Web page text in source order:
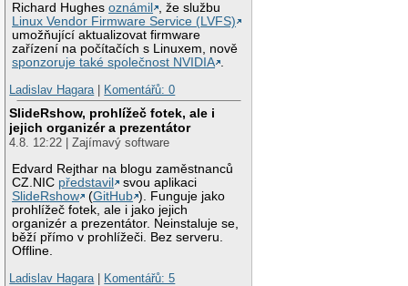
Richard Hughesoznámil
, že službu
Linux Vendor Firmware Service (LVFS)
umožňující aktualizovat firmware
zařízení na počítačích s Linuxem, nově
sponzoruje také společnost NVIDIA .
Ladislav Hagara | Komentářů: 0
SlideRshow, prohlížeč fotek, ale i
jejich organizér a prezentátor
4.8. 12:22 | Zajímavý software
Edvard Rejthar na blogu zaměstnanců
CZ.NIC představil
svou aplikaci
SlideRshow
(GitHub ). Funguje jako
prohlížeč fotek, ale i jako jejich
organizér a prezentátor. Neinstaluje se,
běží přímo v prohlížeči. Bez serveru.
Offline.
Ladislav Hagara | Komentářů: 5